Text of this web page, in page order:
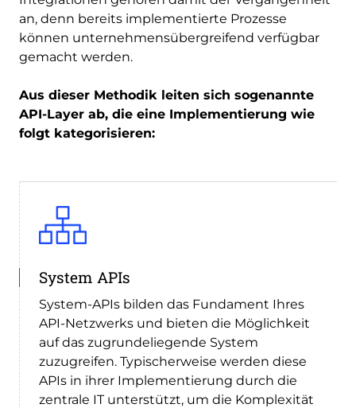
an, denn bereits implementierte Prozesse
können unternehmensübergreifend verfügbar
gemacht werden.
Aus dieser Methodik leiten sich sogenannte
API-Layer ab, die eine Implementierung wie
folgt kategorisieren:
System APIs
System-APIs bilden das Fundament Ihres
API-Netzwerks und bieten die Möglichkeit
auf das zugrundeliegende System
zuzugreifen. Typischerweise werden diese
APIs in ihrer Implementierung durch die
zentrale IT unterstützt, um die Komplexität